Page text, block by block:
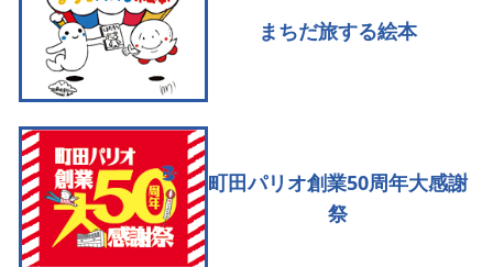
まちだ旅する絵本
町田パリオ創業50周年大感謝
祭